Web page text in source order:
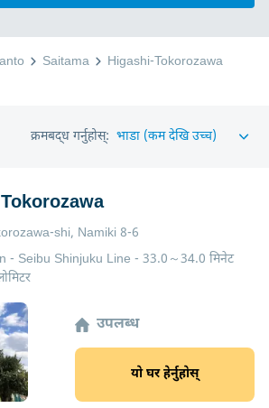
Saitama
Higashi-Tokorozawa
क्रमबद्ध गर्नुहोस्:
shi, Namiki 8-6
- Seibu Shinjuku Line - 33.0～34.0 मिनेट
उपलब्ध
यो घर हेर्नुहोस्